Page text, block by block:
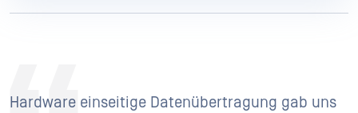
Hardware einseitige Datenübertragung gab uns